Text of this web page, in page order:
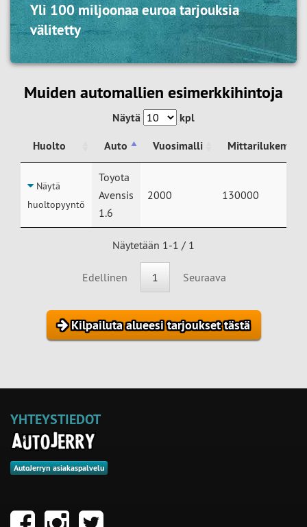
Yli 100 miljoonaa euroa tarjouksia
välitetty
Muiden automallien esimerkkihintoja
Näytä
kpl
Huolto
Auto Vuosimalli
Mittarilukema
Auto
Näytä
huoltopyyntö
Toyota
Avensis
1.6
2000 130000
Näytetään 1-1 / 1
Edellinen 1 Seuraava
Kilpailuta alueesi tarjoukset tästä
YHTEYSTIEDOT
AutoJerryn asiakaspalvelu